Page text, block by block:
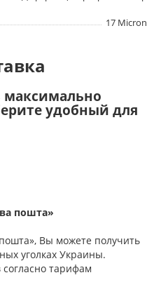
17 Micron
удобный для
пошта»
Вы можете получить
уголках Украины.
согласно тарифам